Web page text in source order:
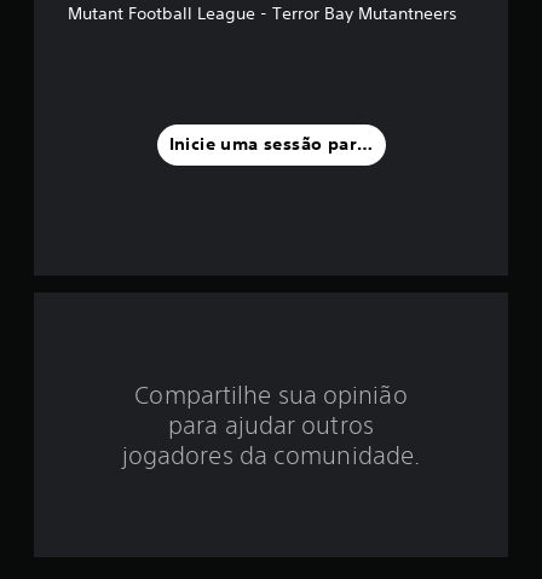
d
Mutant Football League - Terror Bay Mutantneers
Inicie uma sessão para classificar
Compartilhe sua opinião
para ajudar outros
jogadores da comunidade.